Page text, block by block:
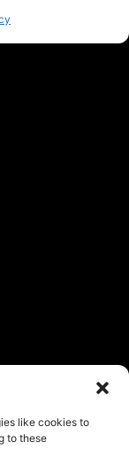
like cookies to
to these